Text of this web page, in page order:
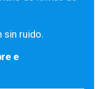
sin ruido.
e